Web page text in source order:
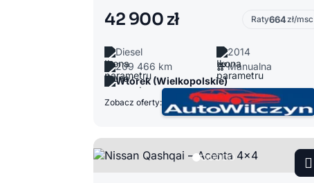
42 900 zł Raty664zł/msc
Diesel
2014
209 466 km
Manualna
Wtórek (Wielkopolskie)
Zobacz oferty: